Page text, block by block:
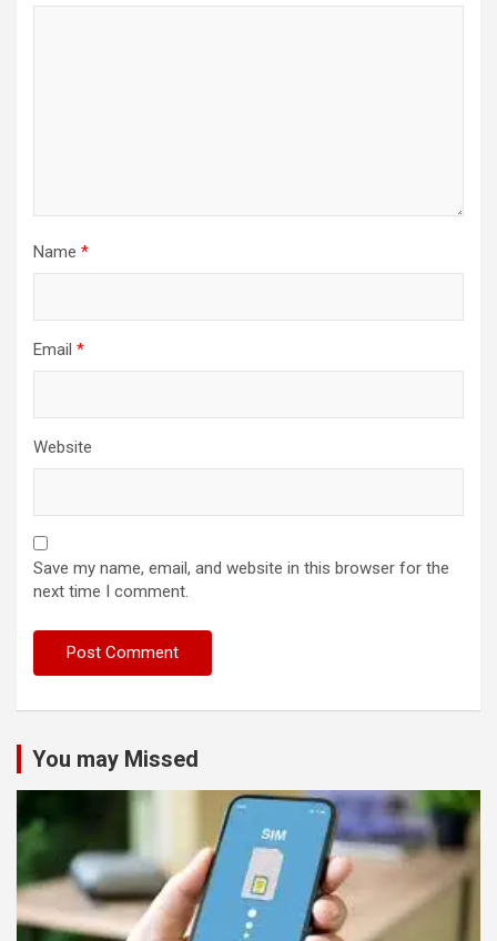
Name *
Email *
Website
Save my name, email, and website in this browser for the
next time I comment.
You may Missed